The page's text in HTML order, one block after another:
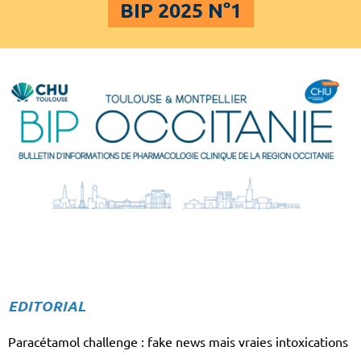
BIP 2025 N°1
EDITORIAL
Paracétamol challenge : fake news mais vraies intoxications